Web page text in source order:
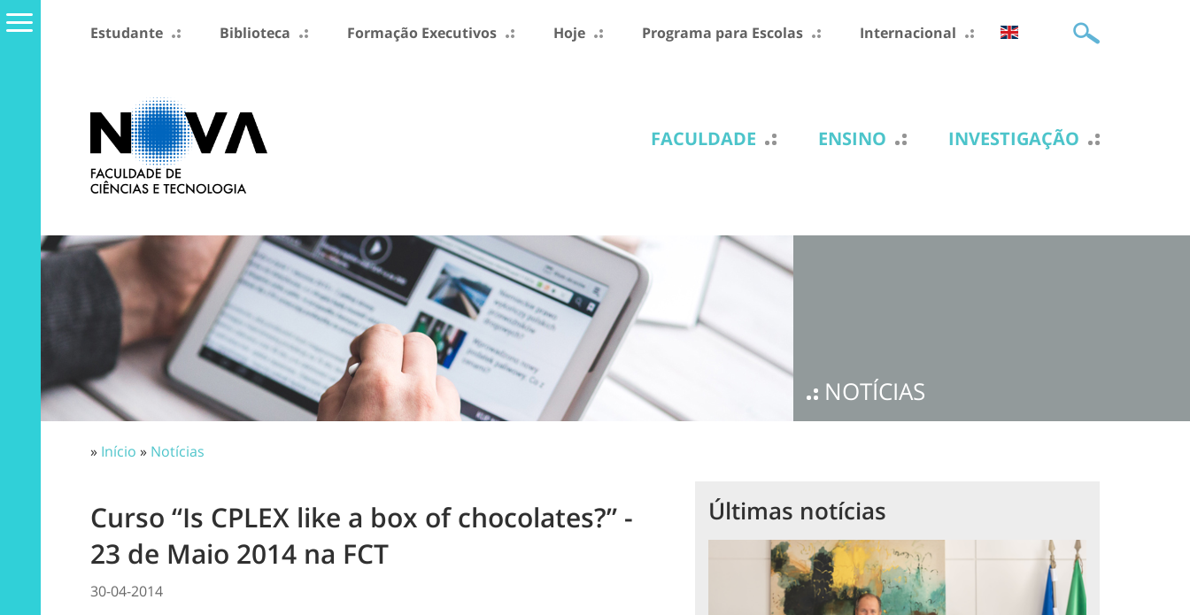
Estudante Biblioteca Formação Executivos Hoje Programa para Escolas Internacional
FACULDADE ENSINO INVESTIGAÇÃO
NOTÍCIAS
» Início » Notícias
Curso “Is CPLEX like a box of chocolates?” -
23 de Maio 2014 na FCT
30-04-2014
Últimas notícias